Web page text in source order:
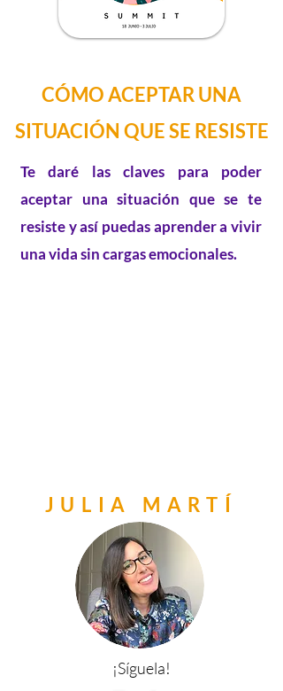
CÓMO ACEPTAR UNA
SITUACIÓN QUE SE RESISTE
Te daré las claves para poder
aceptar una situación que se te
resiste y así puedas aprender a vivir
una vida sin cargas emocionales.
JULIA MARTÍ
¡Síguela!